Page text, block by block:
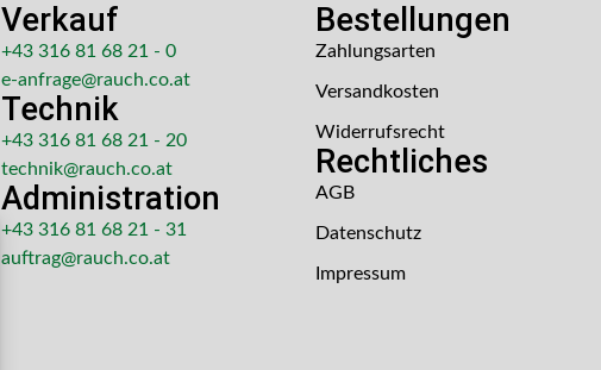
Verkauf
+43 316 81 68 21 - 0
e-anfrage@rauch.co.at
Technik
+43 316 81 68 21 - 20
technik@rauch.co.at
Administration
+43 316 81 68 21 - 31
auftrag@rauch.co.at
Bestellungen
Zahlungsarten
Versandkosten
Widerrufsrecht
Rechtliches
AGB
Datenschutz
Impressum